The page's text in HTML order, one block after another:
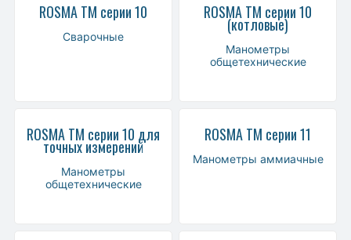
ROSMA ТМ серии 10
Сварочные
ROSMA ТМ серии 10
(котловые)
Манометры
общетехнические
ROSMA ТМ серии 10 для
точных измерений
Манометры
общетехнические
ROSMA ТМ серии 11
Манометры аммиачные